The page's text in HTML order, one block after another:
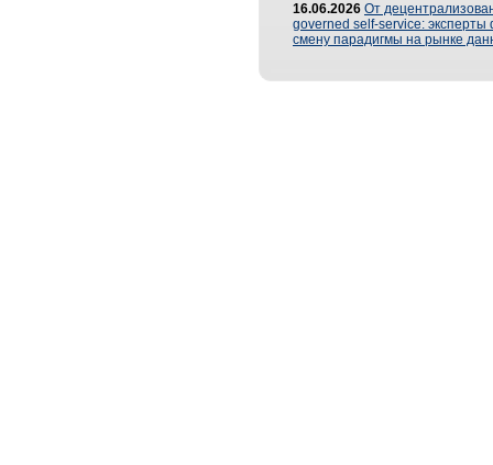
16.06.2026 От
governed self-service: эксперты
смену парадигмы на рынке